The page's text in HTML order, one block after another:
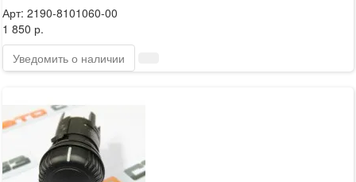
Арт: 2190-8101060-00
1 850 р.
Уведомить о наличии